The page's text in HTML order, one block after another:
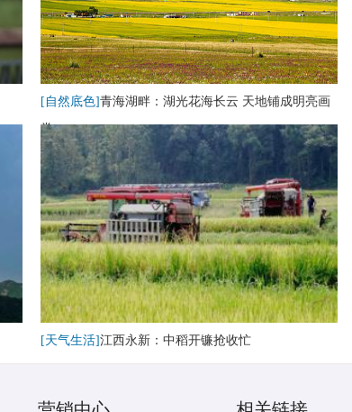
[自然底色]青海湖畔：湖光花海长云 天地铺成明亮画
卷
[天气生活]江西永新：中稻开镰抢收忙